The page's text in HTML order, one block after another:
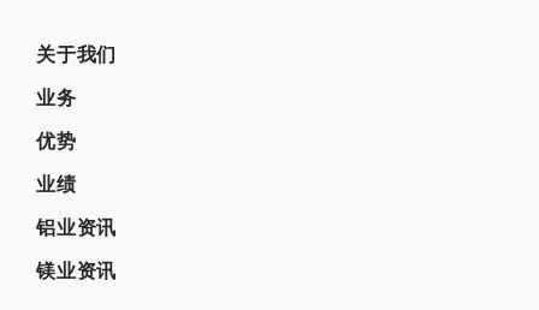
关于我们
业务
优势
业绩
铝业资讯
镁业资讯